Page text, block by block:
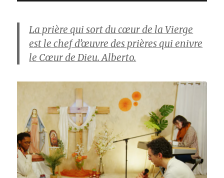
La prière qui sort du cœur de la Vierge
est le chef d’œuvre des prières qui enivre
le Cœur de Dieu. Alberto.